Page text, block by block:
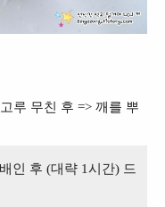
루 무친
후 => 깨를 뿌
인 후 (대략 1시간) 드